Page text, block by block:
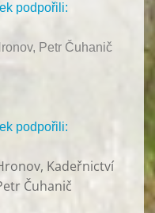
podpořili:
Petr Čuhanič
podpořili:
Kadeřnictví
Čuhanič